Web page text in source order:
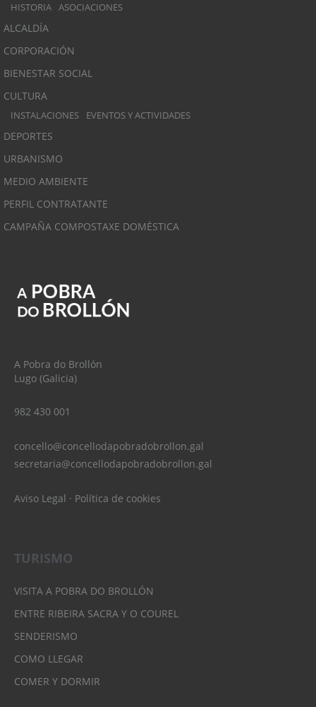
HISTORIA ASOCIACIONES
ALCALDÍA
CORPORACIÓN
BIENESTAR SOCIAL
CULTURA
INSTALACIONES EVENTOS Y ACTIVIDADES
DEPORTES
URBANISMO
MEDIO AMBIENTE
PERFIL CONTRATANTE
CAMPAÑA COMPOSTAXE DOMÉSTICA
A Pobra do Brollón
Lugo (Galicia)
982 430 001
concello@concellodapobradobrollon.gal
secretaria@concellodapobradobrollon.gal
Aviso Legal · Política de cookies
TURISMO
VISITA A POBRA DO BROLLÓN
ENTRE RIBEIRA SACRA Y O COUREL
SENDERISMO
COMO LLEGAR
COMER Y DORMIR